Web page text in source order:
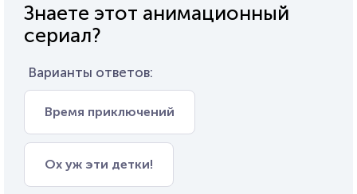
Знаете этот анимационный
сериал?
Варианты ответов:
Время приключений
Ох уж эти детки!